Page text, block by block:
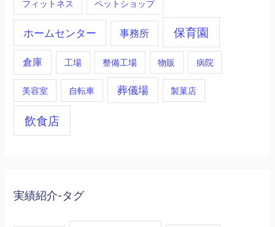
フィットネス ペットショップ
ホームセンター 事務所 保育園
倉庫 工場 整備工場 物販 病院
美容室 自転車 葬儀場 製菓店
飲食店
実績紹介-タグ